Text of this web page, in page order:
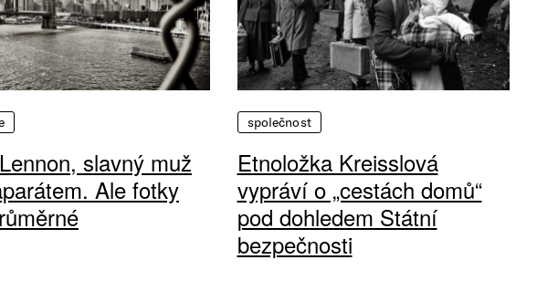
slavný muž
Ale fotky
společnost
Etnoložka Kreisslová
vypráví o „cestách domů“
pod dohledem Státní
bezpečnosti